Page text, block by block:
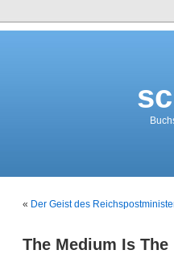
« Der Geist des
The Medium Is The